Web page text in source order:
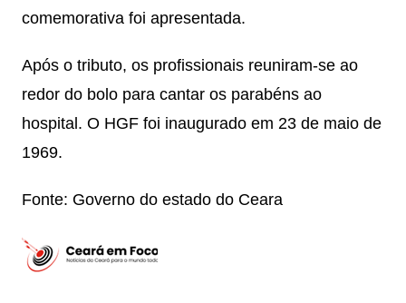
comemorativa foi apresentada.
Após o tributo, os profissionais reuniram-se ao
redor do bolo para cantar os parabéns ao
hospital. O HGF foi inaugurado em 23 de maio de
1969.
Fonte: Governo do estado do Ceara